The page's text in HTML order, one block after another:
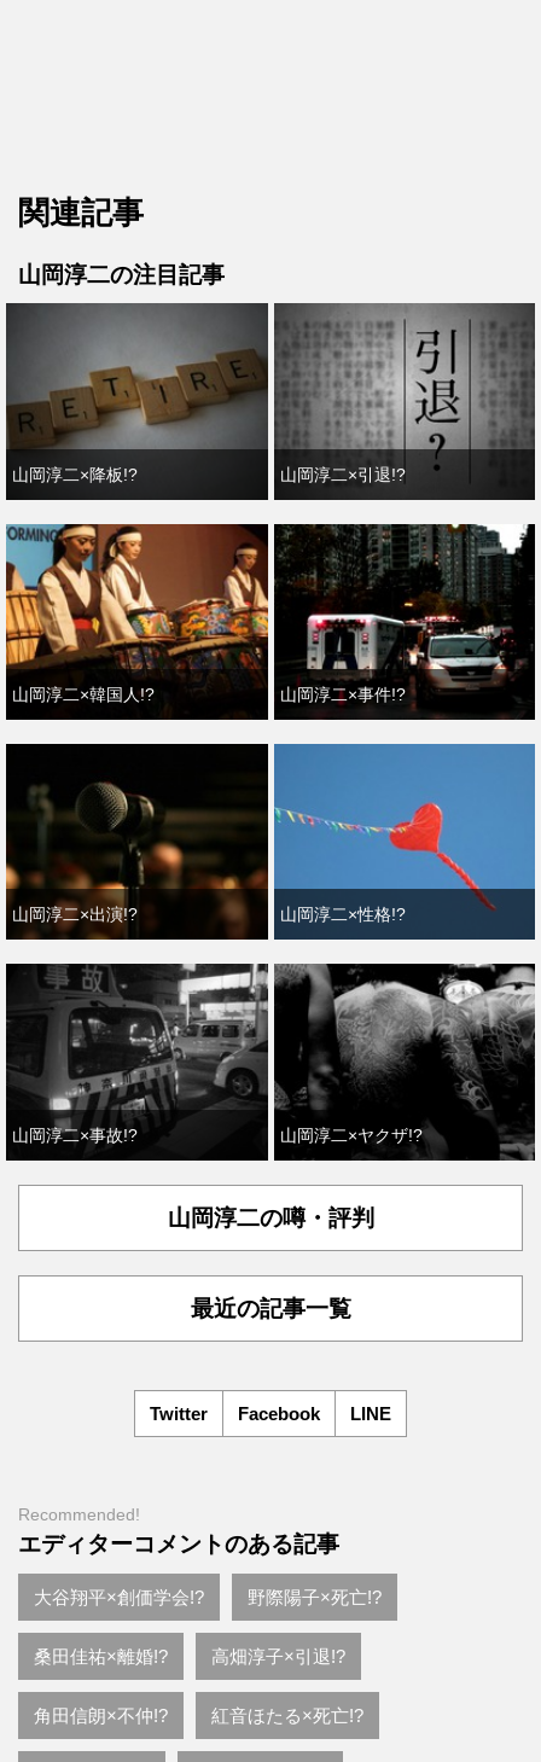
関連記事
山岡淳二の注目記事
山岡淳二×降板!? 山岡淳二×引退!?
山岡淳二×韓国人!? 山岡淳二×事件!?
山岡淳二×出演!? 山岡淳二×性格!?
山岡淳二×事故!? 山岡淳二×ヤクザ!?
山岡淳二の噂・評判
最近の記事一覧
Twitter Facebook LINE
Recommended!
エディターコメントのある記事
大谷翔平×創価学会!? 野際陽子×死亡!?
桑田佳祐×離婚!? 高畑淳子×引退!?
角田信朗×不仲!? 紅音ほたる×死亡!?